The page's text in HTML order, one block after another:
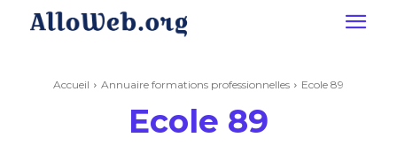
Accueil Annuaire formations professionnelles Ecole 89
Ecole 89